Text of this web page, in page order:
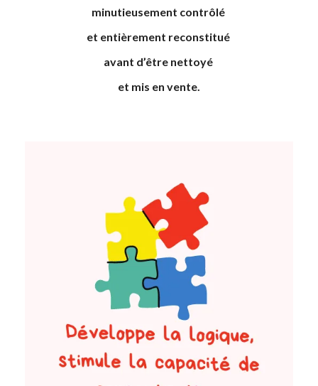
minutieusement contrôlé
et entièrement reconstitué
avant d’être nettoyé
et mis en vente.